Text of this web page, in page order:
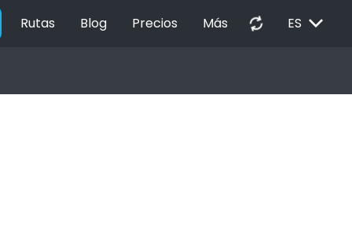
Rutas Blog Precios Más autorenew ES EXPAND_MORE